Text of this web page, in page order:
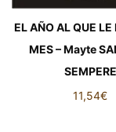
EL AÑO AL QUE LE
MES – Mayte
SEMPERE
11,54€